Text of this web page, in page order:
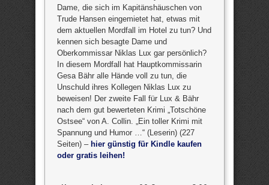
Dame, die sich im Kapitänshäuschen von
Trude Hansen eingemietet hat, etwas mit
dem aktuellen Mordfall im Hotel zu tun? Und
kennen sich besagte Dame und
Oberkommissar Niklas Lux gar persönlich?
In diesem Mordfall hat Hauptkommissarin
Gesa Bähr alle Hände voll zu tun, die
Unschuld ihres Kollegen Niklas Lux zu
beweisen! Der zweite Fall für Lux & Bähr
nach dem gut bewerteten Krimi „Totschöne
Ostsee“ von A. Collin. „Ein toller Krimi mit
Spannung und Humor …“ (Leserin) (227
Seiten) – hier günstig für Kindle kaufen
oder gratis leihen!